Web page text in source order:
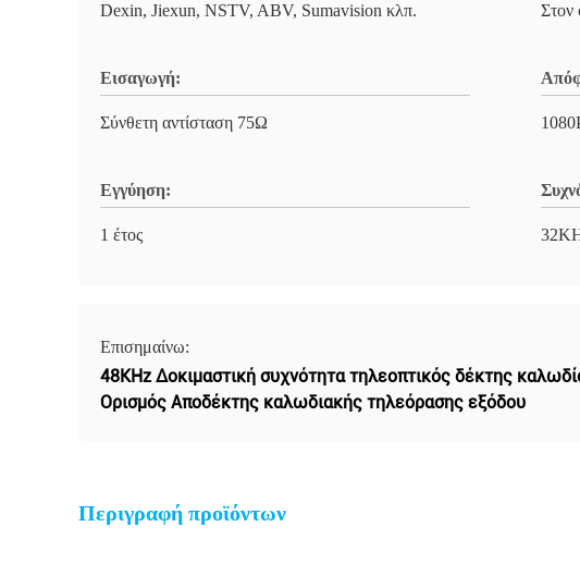
Dexin, Jiexun, NSTV, ABV, Sumavision κλπ. Στον
Εισαγωγή:
Σύνθετη αντίσταση 75Ω
Εγγύηση:
1 έτος
Επισημαίνω:
48KHz Δοκιμαστική συχνότητα τηλεοπτικός δέκτης
Ορισμός Αποδέκτης καλωδιακής τηλεόρασης εξόδου
Περιγραφή προϊόντων